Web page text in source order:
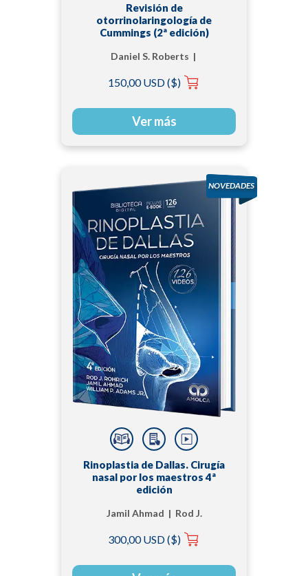
Revisión de
otorrinolaringología de
Cummings (2ª edición)
Daniel S. Roberts |
Jeffrey P. Harris
150,00 USD ($)
Ver más
Rinoplastia de Dallas. Cirugía
nasal por los maestros 4ª
edición
Jamil Ahmad | Rod J.
Adams Jr.
300,00 USD ($)